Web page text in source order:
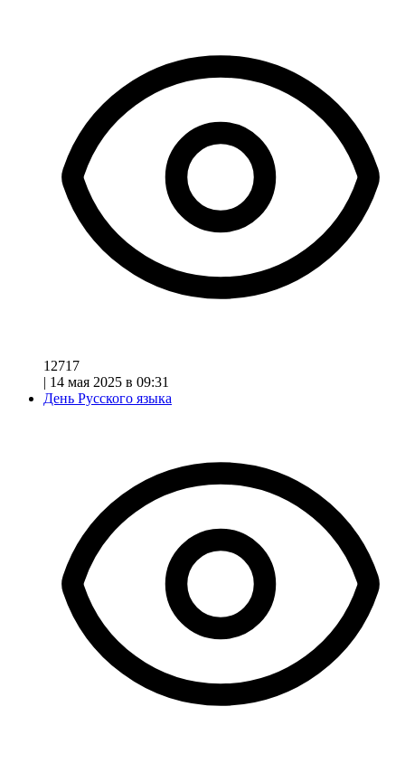
12717
| 14 мая 2025 в 09:31
День Русского языка